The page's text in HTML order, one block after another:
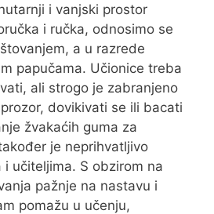
i vanjski prostor
i ručka, odnosimo se
a u razrede
papučama. Učionice treba
ali strogo je zabranjeno
dovikivati se ili bacati
žvakaćih guma za
je neprihvatljivo
i učiteljima. S obzirom na
pažnje na nastavu i
pomažu u učenju,